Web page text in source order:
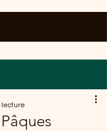
lecture